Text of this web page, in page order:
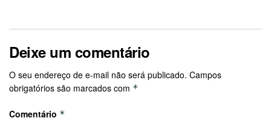
Deixe um comentário
O seu endereço de e-mail não será publicado. Campos
obrigatórios são marcados com *
Comentário *